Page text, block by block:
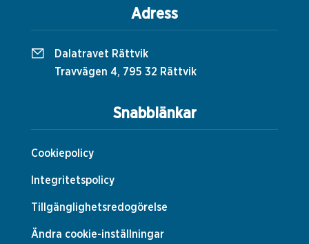
Snabblänkar
Cookiepolicy
Integritetspolicy
Tillgänglighetsredogörelse
Ändra cookie-inställningar
Adress
Dalatravet Rättvik
Travvägen 4, 795 32 Rättvik